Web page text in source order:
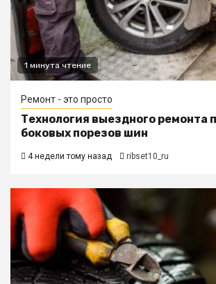
1 минута чтение
Ремонт - это просто
Технология выездного ремонта
боковых порезов шин
4 недели тому назад ribset10_ru